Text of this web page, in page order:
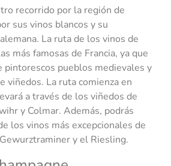
recorrido por la región de
sus vinos blancos y su
La ruta de los vinos de
más famosas de Francia, ya que
pintorescos pueblos medievales y
viñedos. La ruta comienza en
a través de los viñedos de
y Colmar. Además, podrás
los vinos más excepcionales de
y el Riesling.